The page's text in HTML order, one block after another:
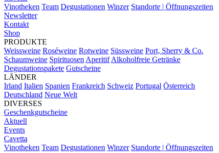
Vinotheken Team Degustationen Winzer Standorte | Öffnungszeiten
Newsletter
Kontakt
Shop
PRODUKTE
Weissweine Roséweine Rotweine Süssweine Port, Sherry & Co.
Schaumweine Spirituosen Aperitif Alkoholfreie Getränke
Degustationspakete Gutscheine
LÄNDER
Irland Italien Spanien Frankreich Schweiz Portugal Österreich
Deutschland Neue Welt
DIVERSES
Geschenkgutscheine
Aktuell
Events
Cavetta
Vinotheken Team Degustationen Winzer Standorte | Öffnungszeiten